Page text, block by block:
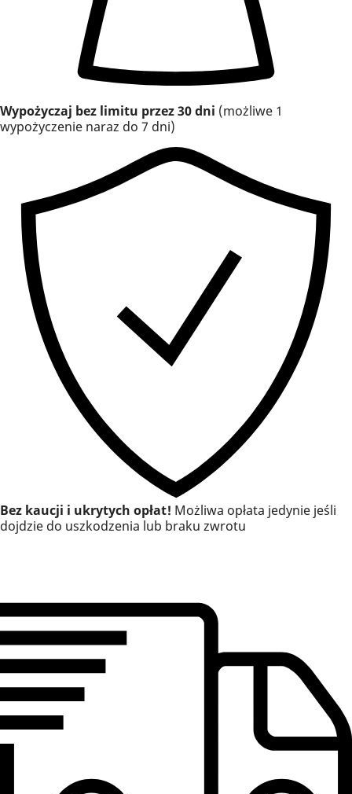
Wypożyczaj bez limitu przez 30 dni (możliwe 1
wypożyczenie naraz do 7 dni)
Bez kaucji i ukrytych opłat! Możliwa opłata jedynie jeśli
dojdzie do uszkodzenia lub braku zwrotu